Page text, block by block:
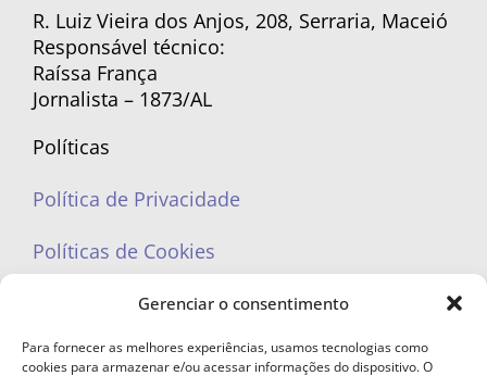
Gerenciar o consentimento
Para fornecer as melhores experiências, usamos tecnologias como
cookies para armazenar e/ou acessar informações do dispositivo. O
R. Luiz Vieira dos Anjos, 208, Serraria, Maceió
Responsável técnico:
Raíssa França
Jornalista – 1873/AL
Políticas
Política de Privacidade
Políticas de Cookies